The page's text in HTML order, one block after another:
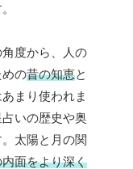
度から、人の
の昔の知恵と
まり使われま
いの歴史や奥
太陽と月の関
面をより深く